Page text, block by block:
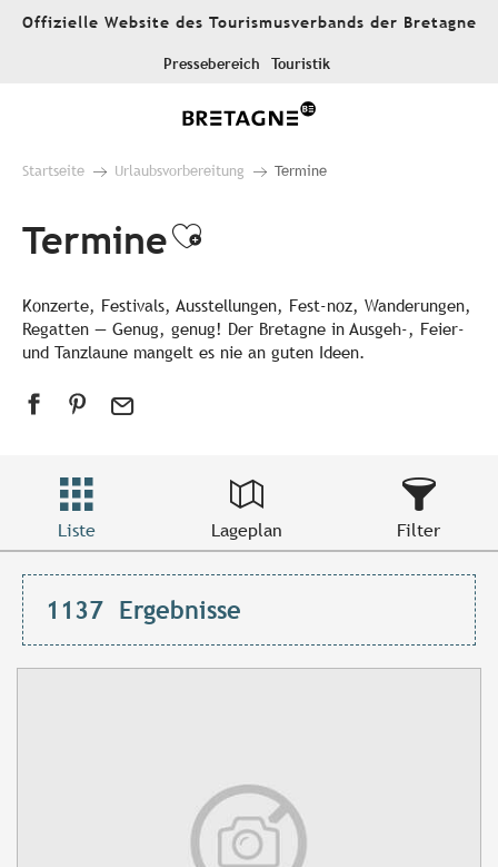
AllerOffizielle Website des Tourismusverbands der Bretagne
Pressebereich Touristik
Startseite Urlaubsvorbereitung Termine
TermineAjouter aux
Konzerte, Festivals, Ausstellungen, Fest-noz, Wanderungen,
Regatten — Genug, genug! Der Bretagne in Ausgeh-, Feier-
und Tanzlaune mangelt es nie an guten Ideen.
Liste Lageplan Filter
1137 Ergebnisse